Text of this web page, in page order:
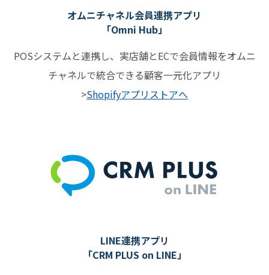
オムニチャネル会員連携アプリ
「Omni Hub」
POSシステムと連携し、実店舗とECで会員情報をオムニ
チャネルで統合できる顧客一元化アプリ
>Shopifyアプリストアへ
LINE連携アプリ
「CRM PLUS on LINE」